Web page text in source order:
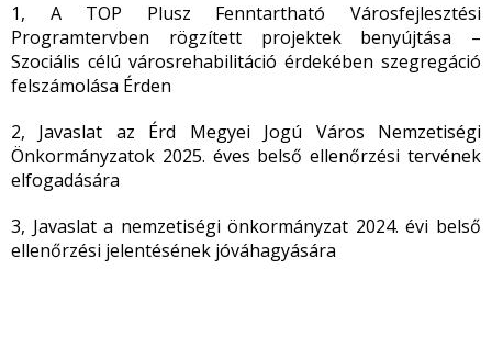
1, A TOP Plusz Fenntartható Városfejlesztési
Programtervben rögzített projektek benyújtása –
Szociális célú városrehabilitáció érdekében szegregáció
felszámolása Érden
2, Javaslat az Érd Megyei Jogú Város Nemzetiségi
Önkormányzatok 2025. éves belső ellenőrzési tervének
elfogadására
3, Javaslat a nemzetiségi önkormányzat 2024. évi belső
ellenőrzési jelentésének jóváhagyására